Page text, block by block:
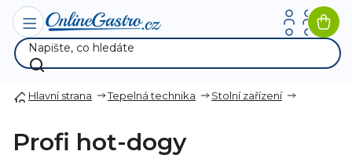
Přejít
obsah
Hlavní strana Tepelná technika Stolní zařízení
Profi hot-dogy